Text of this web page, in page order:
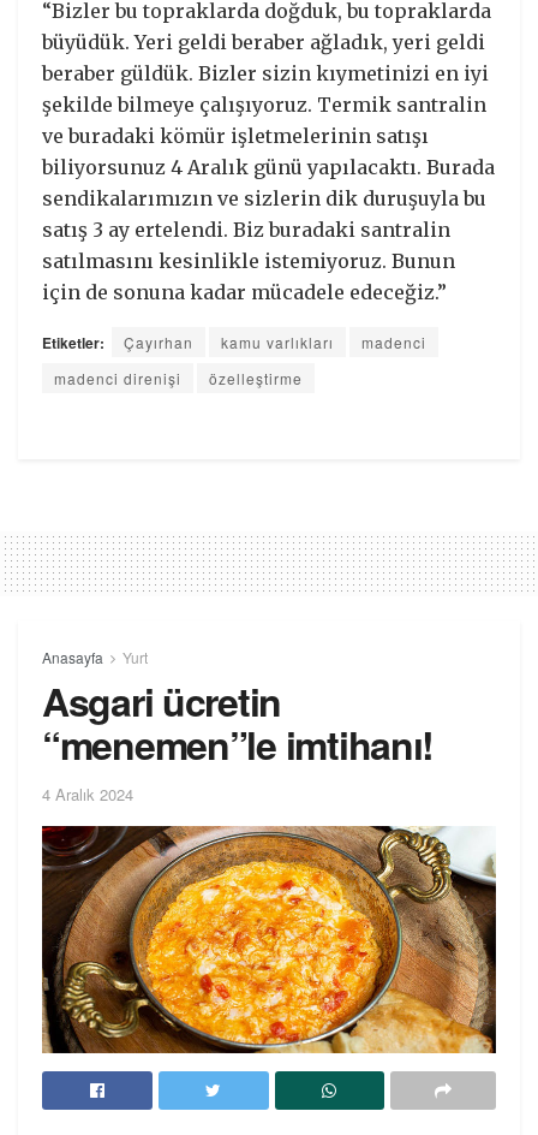
“Bizler bu topraklarda doğduk, bu topraklarda
büyüdük. Yeri geldi beraber ağladık, yeri geldi
beraber güldük. Bizler sizin kıymetinizi en iyi
şekilde bilmeye çalışıyoruz. Termik santralin
ve buradaki kömür işletmelerinin satışı
biliyorsunuz 4 Aralık günü yapılacaktı. Burada
sendikalarımızın ve sizlerin dik duruşuyla bu
satış 3 ay ertelendi. Biz buradaki santralin
satılmasını kesinlikle istemiyoruz. Bunun
için de sonuna kadar mücadele edeceğiz.”
Etiketler: Çayırhan kamu varlıkları
madenci
madenci direnişi
özelleştirme
Anasayfa Yurt
Asgari ücretin
“menemen”le imtihanı!
4 Aralık 2024